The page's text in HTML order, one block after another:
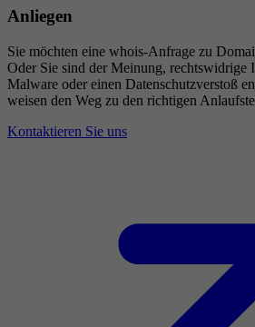
Anliegen
Sie möchten eine whois-Anfrage zu
Oder Sie sind der Meinung, rechtswidrige
Malware oder einen Datenschutzverstoß
weisen den Weg zu den richtigen
Kontaktieren Sie uns